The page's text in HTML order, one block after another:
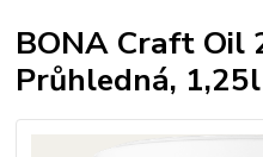
BONA Craft Oil
Průhledná, 1,25l